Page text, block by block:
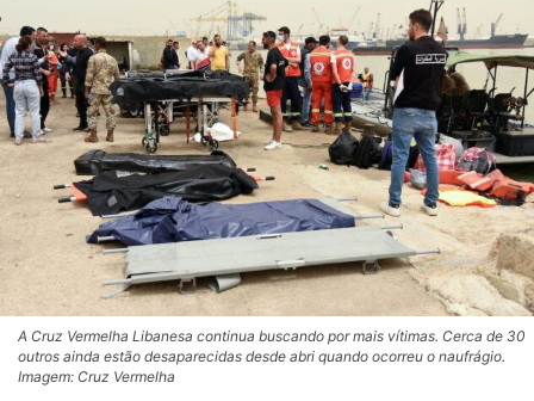
A Cruz Vermelha Libanesa continua buscando por mais vítimas. Cerca de 30
outros ainda estão desaparecidas desde abri quando ocorreu o naufrágio.
Imagem: Cruz Vermelha